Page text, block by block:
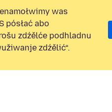
was
pósłać abo
zdźělće podhladnu
zdźělić“.